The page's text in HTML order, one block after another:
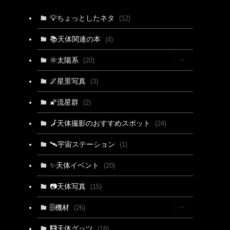
💡ちょっとしたネタ (12)
📚天体関連の本 (4)
🌞太陽系 (20)
(15)
(3)
🌌星景写真 (3)
🌠流星群 (2)
🗾天体撮影のおすすめスポット (24)
🛰宇宙ステーション (1)
✨天体イベント (20)
📷天体写真 (15)
🗄機材 (26)
(2)
🧮天体グッツ (18)